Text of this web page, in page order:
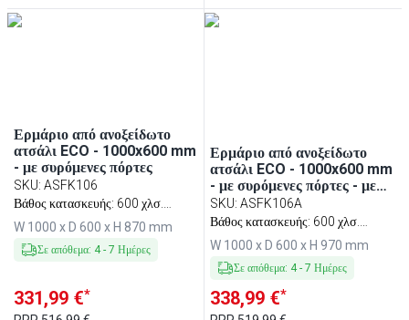
Ερμάριο από ανοξείδωτο
ατσάλι ECO - 1000x600 mm
- με συρόμενες πόρτες
SKU: ASFK106
Βάθος κατασκευής: 600 χλσ.
Παραδίδεται αποσυναρμολογημένο
W 1000 x D 600 x H 870 mm
Σε απόθεμα: 4- 7 Ημέρες
331,99 €*
Ερμάριο από ανοξείδωτο
ατσάλι ECO - 1000x600 mm
- με συρόμενες πόρτες - με
υπερυψωμένη πλάτη 100
mm
SKU:ASFK106A
Βάθος κατασκευής: 600 χλσ.
Παραδίδεται αποσυναρμολογημένο
W 1000 x D 600 x H 970 mm
Σε απόθεμα: 4-7 Ημέρες
338,99 €*